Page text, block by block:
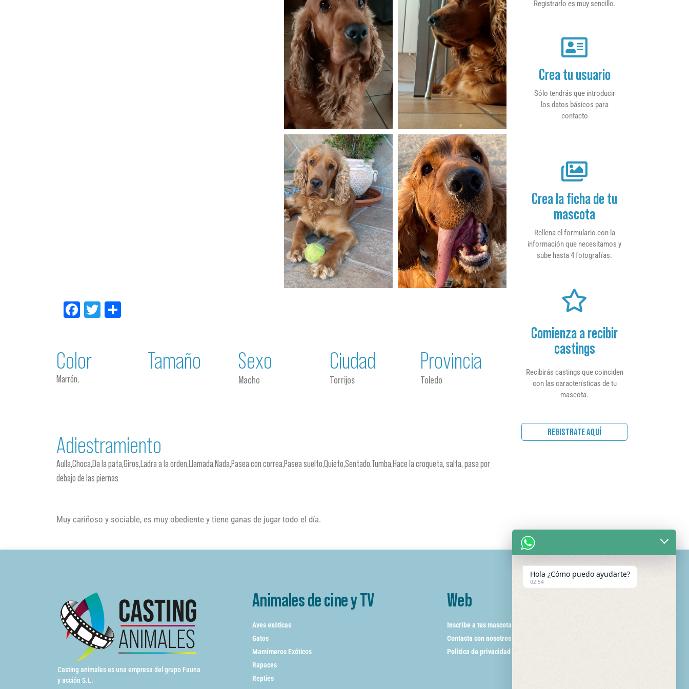
Facebook
Twitter
Color
Marrón,
Tamaño Sexo
Macho
Ciudad
Torrijos
Provincia
Toledo
Adiestramiento
Aulla,Choca,Da la pata,Giros,Ladra a la orden,Llamada,Nada,Pasea con correa,Pasea suelto,Quieto,Sentado,Tumba,Hace la croqueta, salta, pasa por
debajo de las piernas
Muy cariñoso y sociable, es muy obediente y tiene ganas de jugar todo el día.
Registrarlo es muy sencillo.
Crea tu usuario
Sólo tendrás que introducir
los datos básicos para
contacto
Crea la ficha de tu
mascota
Rellena el formulario con la
información que necesitamos y
sube hasta 4 fotografías.
Comienza a recibir
castings
Recibirás castings que coinciden
con las características de tu
mascota.
REGISTRATE AQUÍ
Casting animales es una empresa del grupo Fauna
y acción S.L.
Animales de cine y TV
Aves exóticas
Gatos
Mamímeros Exóticos
Rapaces
Repties
Web
Inscribe a tus mascotas
Contacta con nosotros
Politica de privacidad
Hola ¿Cómo puedo ayudarte?
02:54